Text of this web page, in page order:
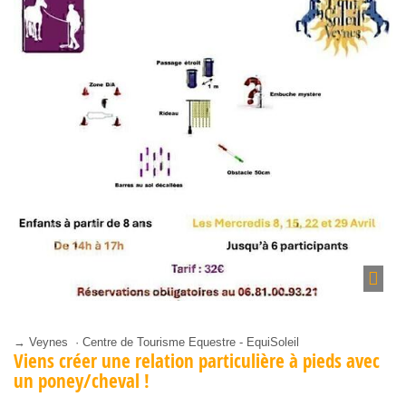
→ Veynes · Centre de Tourisme Equestre - EquiSoleil
Viens créer une relation particulière à pieds avec
un poney/cheval !